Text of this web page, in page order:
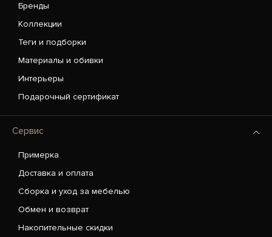
Бренды
Коллекции
Теги и подборки
Материалы и обивки
Интерьеры
Подарочный сертификат
Сервис
Примерка
Доставка и оплата
Сборка и уход за мебелью
Обмен и возврат
Накопительные скидки